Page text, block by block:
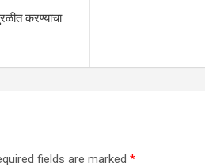
करण्याचा
fields are marked *